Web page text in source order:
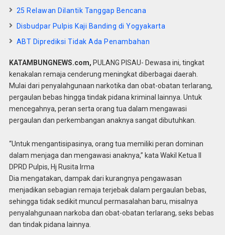
25 Relawan Dilantik Tanggap Bencana
Disbudpar Pulpis Kaji Banding di Yogyakarta
ABT Diprediksi Tidak Ada Penambahan
KATAMBUNGNEWS.com, PULANG PISAU- Dewasa ini, tingkat
kenakalan remaja cenderung meningkat diberbagai daerah.
Mulai dari penyalahgunaan narkotika dan obat-obatan terlarang,
pergaulan bebas hingga tindak pidana kriminal lainnya. Untuk
mencegahnya, peran serta orang tua dalam mengawasi
pergaulan dan perkembangan anaknya sangat dibutuhkan.
“Untuk mengantisipasinya, orang tua memiliki peran dominan
dalam menjaga dan mengawasi anaknya,” kata Wakil Ketua II
DPRD Pulpis, Hj Rusita Irma
Dia mengatakan, dampak dari kurangnya pengawasan
menjadikan sebagian remaja terjebak dalam pergaulan bebas,
sehingga tidak sedikit muncul permasalahan baru, misalnya
penyalahgunaan narkoba dan obat-obatan terlarang, seks bebas
dan tindak pidana lainnya.